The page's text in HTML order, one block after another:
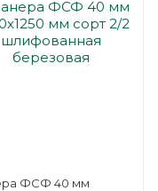
ФСФ 40 мм